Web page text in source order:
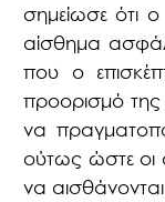
σημείωσε ότι ο
αίσθημα
που ο
προορισμό της
να
ούτως ώστε
να αισθάνονται